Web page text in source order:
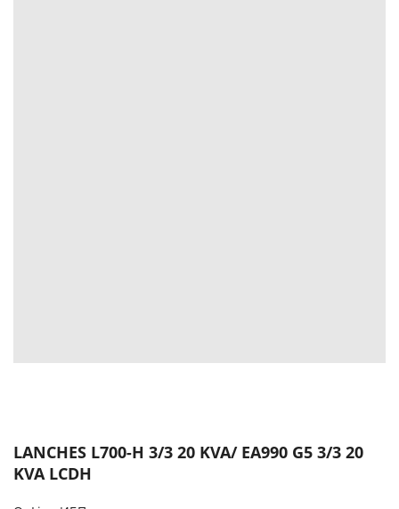
LANCHES L700-H 3/3 20 KVA/ EA990 G5 3/3 20
KVA LCDH